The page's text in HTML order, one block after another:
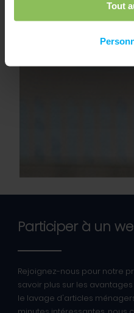
Tout
Participer à un
Rejoignez-nous pour notre
savoir plus sur les
le lavage d'articles